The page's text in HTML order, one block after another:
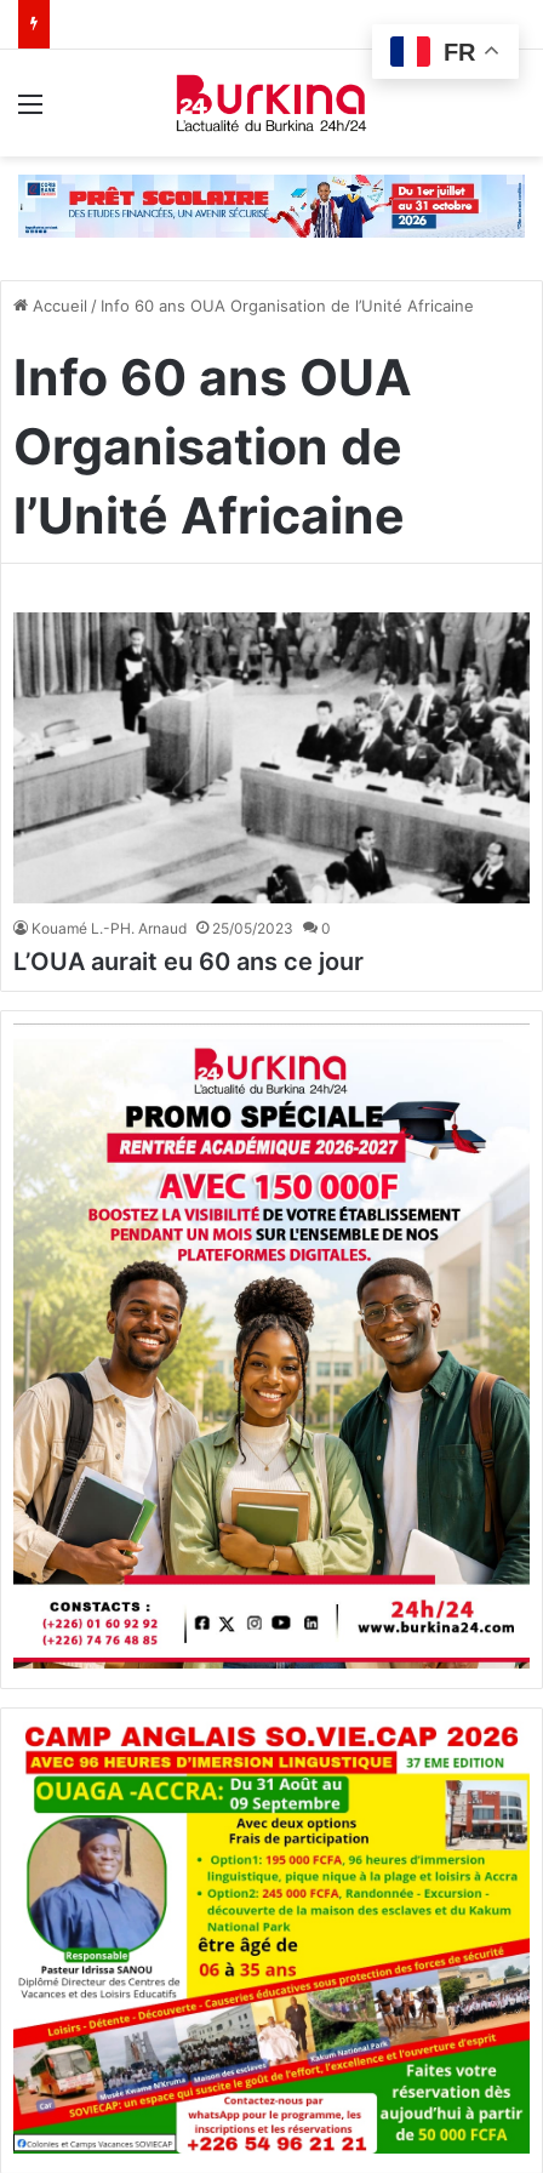
Accueil / Info 60 ans OUA Organisation de l’Unité Africaine
Info 60 ans OUA
Organisation de
l’Unité Africaine
Kouamé L.-PH. Arnaud 25/05/2023 0
L’OUA aurait eu 60 ans ce jour
FR